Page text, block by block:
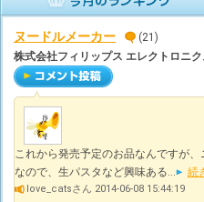
ヌードルメーカー
(21)
株式会社フィリップス エレクトロニ
これから発売予定のお品なんですが
なので、生パスタなど興味ある...
続
love_catsさん 2014-06-08 15:44:19